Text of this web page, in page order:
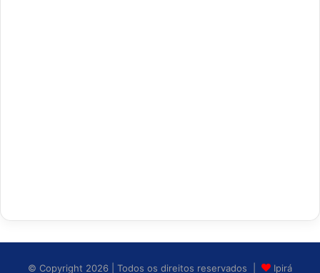
© Copyright 2026 | Todos os direitos reservados | Ipirá